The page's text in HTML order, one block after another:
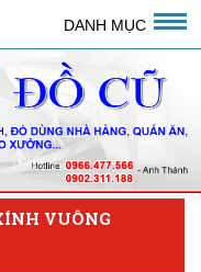
DANH MỤC
VUÔNG